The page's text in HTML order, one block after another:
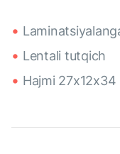
Lentali tutqich
Hajmi 27x12x34